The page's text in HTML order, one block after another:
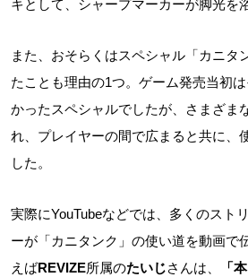
キとして、シャープマーカーが脚光を
また、おそらくはスペシャル「カニタ
たことも理由の1つ。ゲーム発売当初
かったスペシャルでしたが、さまざま
れ、プレイヤーの間で広まると共に、
した。
実際にYouTubeなどでは、多くのスト
ーが「カニタンク」の使い道を動画で
えばREVIZE所属のたいじさんは、
「